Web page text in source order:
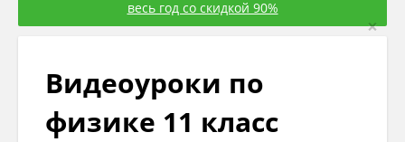
весь год со скидкой 90%
×
Видеоуроки по
физике 11 класс